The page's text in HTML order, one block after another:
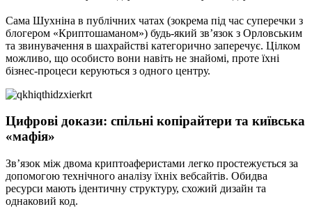
Сама Шухніна в публічних чатах (зокрема під час суперечки з
блогером «Криптошаманом») будь-який зв’язок з Орловським
та звинувачення в шахрайстві категорично заперечує. Цілком
можливо, що особисто вони навіть не знайомі, проте їхні
бізнес-процеси керуються з одного центру.
Цифрові докази: спільні копірайтери та київська
«мафія»
Зв’язок між двома криптоаферистами легко простежується за
допомогою технічного аналізу їхніх вебсайтів. Обидва
ресурси мають ідентичну структуру, схожий дизайн та
однаковий код.